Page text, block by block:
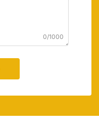
0/1000